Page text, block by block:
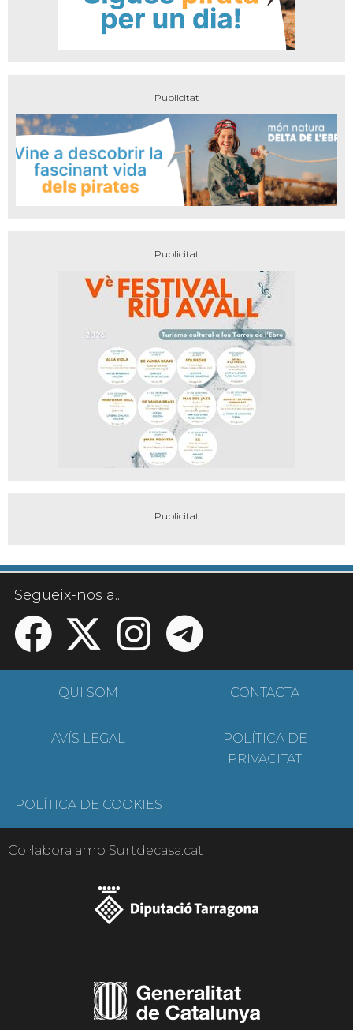
Segueix-nos a...
QUI SOM CONTACTA
AVÍS LEGAL
POLÍTICA DE
PRIVACITAT
POLÍTICA DE COOKIES
Col·labora amb Surtdecasa.cat